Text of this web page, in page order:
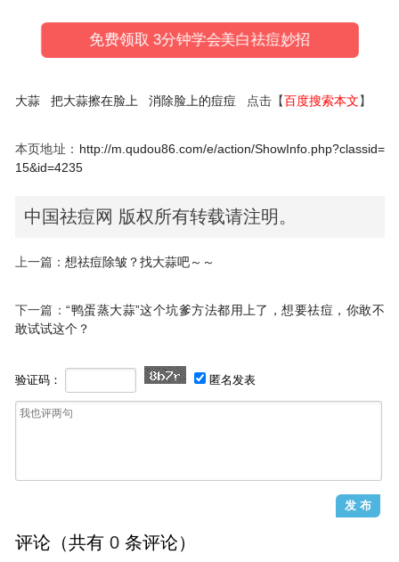
免费领取 3分钟学会美白祛痘妙招
大蒜 把大蒜擦在脸上 消除脸上的痘痘 点击【百度搜索本文】
本页地址： http://m.qudou86.com/e/action/ShowInfo.php?classid=
15&id=4235
中国祛痘网 版权所有转载请注明。
上一篇： 想祛痘除皱？找大蒜吧～～
下一篇：“鸭蛋蒸大蒜”这个坑爹方法都用上了，想要祛痘，你敢不
敢试试这个？
验证码： 匿名发表
评论（共有 0 条评论）